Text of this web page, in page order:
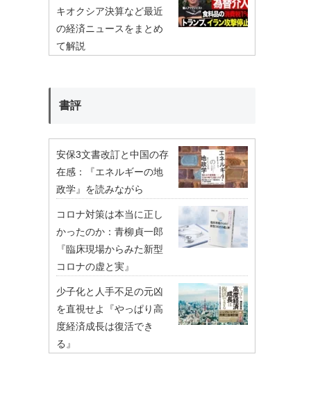
キオクシア決算など最近
の経済ニュースをまとめ
て解説
書評
安保3文書改訂と中国の存
在感：『エネルギーの地
政学』を読みながら
コロナ対策は本当に正し
かったのか：青柳貞一郎
『臨床現場からみた新型
コロナの虚と実』
少子化と人手不足の元凶
を直視せよ『やっぱり高
度経済成長は復活でき
る』